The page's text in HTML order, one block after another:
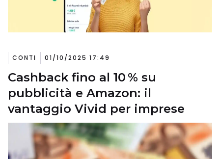
CONTI 01/10/2025 17:49
Cashback fino al 10 % su
pubblicità e Amazon: il
vantaggio Vivid per imprese